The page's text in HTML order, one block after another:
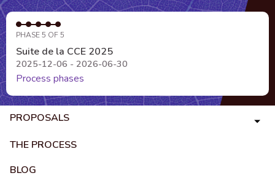
PHASE 5 OF 5
Suite de la CCE 2025
2025-12-06 - 2026-06-30
Process phases
PROPOSALS
THE PROCESS
BLOG